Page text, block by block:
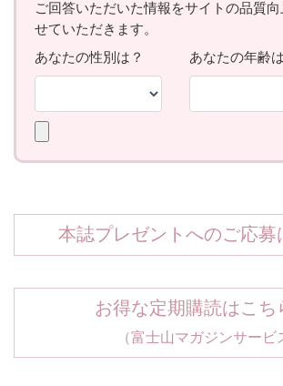
本誌プレゼントへのご応募
お得な定期購読はこち
（富士山マガジンサービ